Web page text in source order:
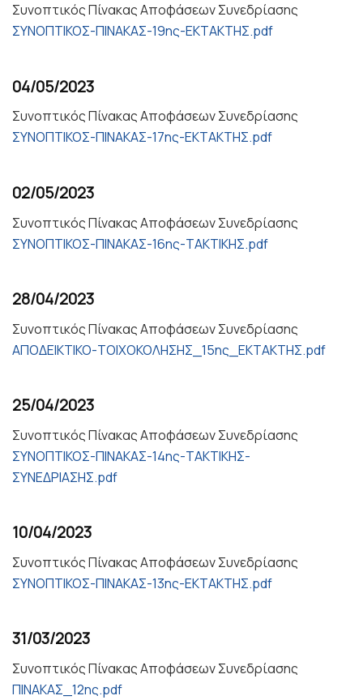
Συνοπτικός Πίνακας Αποφάσεων Συνεδρίασης
ΣΥΝΟΠΤΙΚΟΣ-ΠΙΝΑΚΑΣ-19ης-ΕΚΤΑΚΤΗΣ.pdf
04/05/2023
Συνοπτικός Πίνακας Αποφάσεων Συνεδρίασης
ΣΥΝΟΠΤΙΚΟΣ-ΠΙΝΑΚΑΣ-17ης-ΕΚΤΑΚΤΗΣ.pdf
02/05/2023
Συνοπτικός Πίνακας Αποφάσεων Συνεδρίασης
ΣΥΝΟΠΤΙΚΟΣ-ΠΙΝΑΚΑΣ-16ης-ΤΑΚΤΙΚΗΣ.pdf
28/04/2023
Συνοπτικός Πίνακας Αποφάσεων Συνεδρίασης
ΑΠΟΔΕΙΚΤΙΚΟ-ΤΟΙΧΟΚΟΛΗΣΗΣ_15ης_ΕΚΤΑΚΤΗΣ.pdf
25/04/2023
Συνοπτικός Πίνακας Αποφάσεων Συνεδρίασης
ΣΥΝΟΠΤΙΚΟΣ-ΠΙΝΑΚΑΣ-14ης-ΤΑΚΤΙΚΗΣ-
ΣΥΝΕΔΡΙΑΣΗΣ.pdf
10/04/2023
Συνοπτικός Πίνακας Αποφάσεων Συνεδρίασης
ΣΥΝΟΠΤΙΚΟΣ-ΠΙΝΑΚΑΣ-13ης-ΕΚΤΑΚΤΗΣ.pdf
31/03/2023
Συνοπτικός Πίνακας Αποφάσεων Συνεδρίασης
ΠΙΝΑΚΑΣ_12ης.pdf